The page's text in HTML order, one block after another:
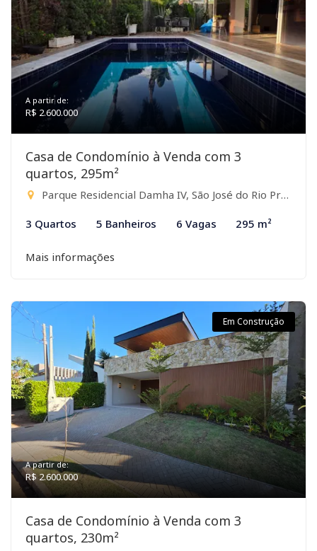
A partir de:
R$ 2.600.000
Casa de Condomínio à Venda com 3
quartos, 295m²
Parque Residencial Damha IV, São José do Rio Preto-SP
3 Quartos 5 Banheiros 6 Vagas 295 m²
Mais informações
Em Construção
A partir de:
R$ 2.600.000
Casa de Condomínio à Venda com 3
quartos, 230m²